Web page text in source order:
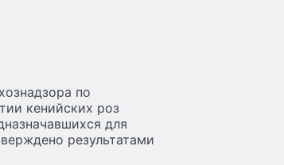
по
кенийских роз
для
результатами